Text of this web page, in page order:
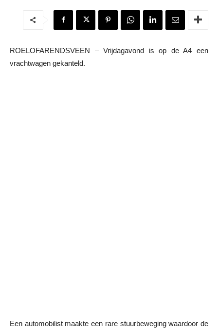
ROELOFARENDSVEEN – Vrijdagavond is op de A4 een
vrachtwagen gekanteld.
Een automobilist maakte een rare stuurbeweging waardoor de